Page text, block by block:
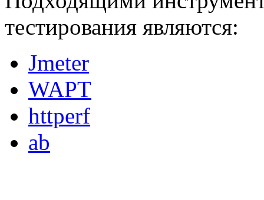
тестирования являются:
Jmeter
WAPT
httperf
ab